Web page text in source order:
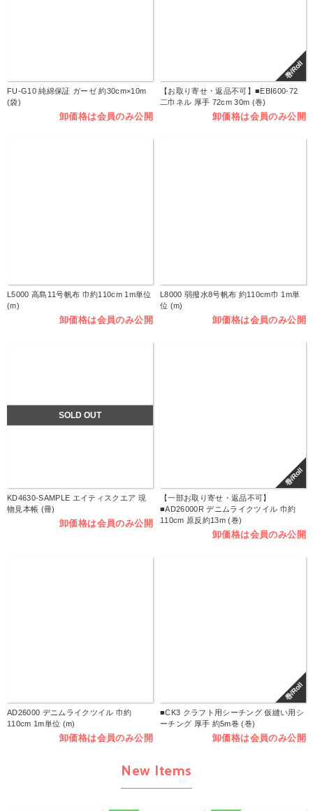
FU-G10 純綿保証 ガーゼ 約30cm×10m
(袋)
卸価格は会員のみ公開
巻/Roll
【お取り寄せ・返品不可】■EBI600-72
二巾ネル 厚手 72cm 30m (巻)
卸価格は会員のみ公開
L5000 高島11号帆布 巾約110cm 1m単位
(m)
卸価格は会員のみ公開
L8000 弱撥水8号帆布 約110cm巾 1m単
位 (m)
卸価格は会員のみ公開
SOLD OUT
KD4630-SAMPLE エイティスクエア 現
物見本帳 (冊)
卸価格は会員のみ公開
巻/Roll
【一部お取り寄せ・返品不可】
■AD26000R デニムライクツイル 巾約
110cm 原反約13m (巻)
卸価格は会員のみ公開
AD26000 デニムライクツイル 巾約
110cm 1m単位 (m)
卸価格は会員のみ公開
巻/Roll
■CK3 クラフト用シーチング 仮縫い用シ
ーチング 厚手 約5m巻 (巻)
卸価格は会員のみ公開
New Items